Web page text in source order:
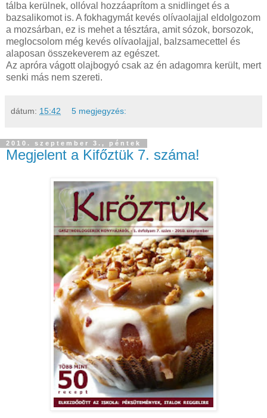
tálba kerülnek, ollóval hozzáaprítom a snidlinget és a
bazsalikomot is. A fokhagymát kevés olívaolajjal eldolgozom
a mozsárban, ez is mehet a tésztára, amit sózok, borsozok,
meglocsolom még kevés olívaolajjal, balzsamecettel és
alaposan összekeverem az egészet.
Az apróra vágott olajbogyó csak az én adagomra került, mert
senki más nem szereti.
dátum: 15:42 5 megjegyzés:
2010. szeptember 3., péntek
Megjelent a Kifőztük 7. száma!